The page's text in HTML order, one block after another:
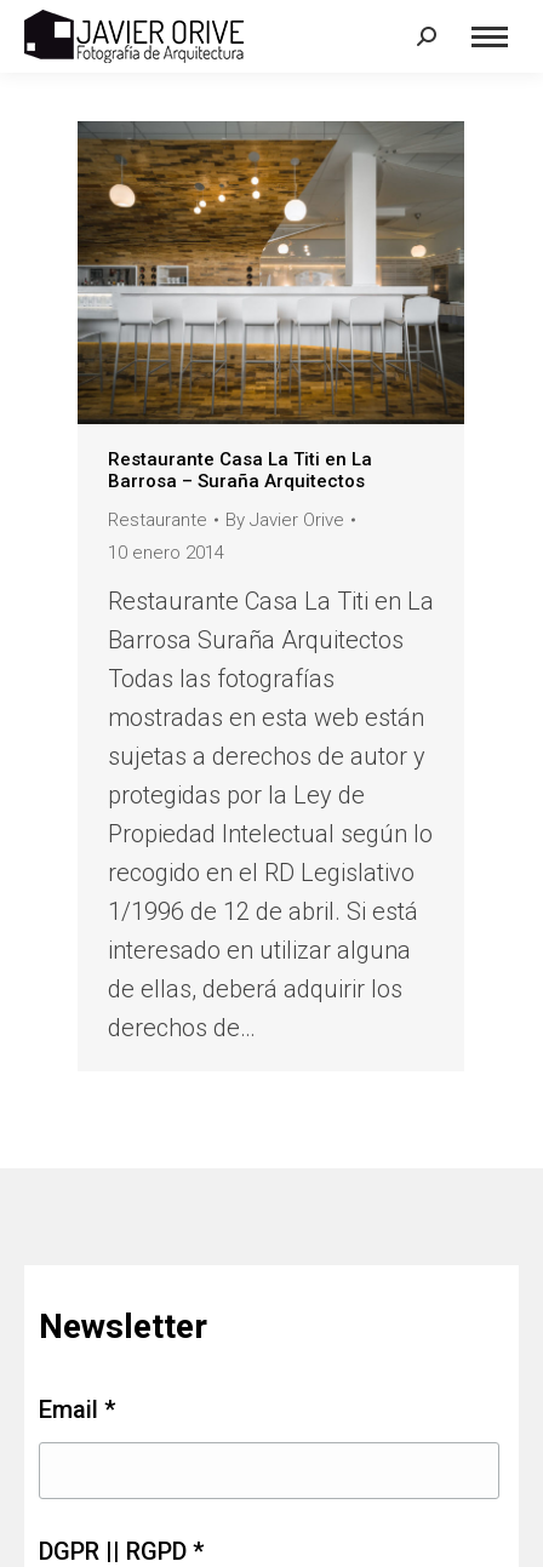
Search:
Restaurante Casa La Titi en La
Barrosa – Suraña Arquitectos
Restaurante
By Javier Orive
10 enero 2014
Restaurante Casa La Titi en La
Barrosa Suraña Arquitectos
Todas las fotografías
mostradas en esta web están
sujetas a derechos de autor y
protegidas por la Ley de
Propiedad Intelectual según lo
recogido en el RD Legislativo
1/1996 de 12 de abril. Si está
interesado en utilizar alguna
de ellas, deberá adquirir los
derechos de…
Newsletter
Email *
DGPR || RGPD *